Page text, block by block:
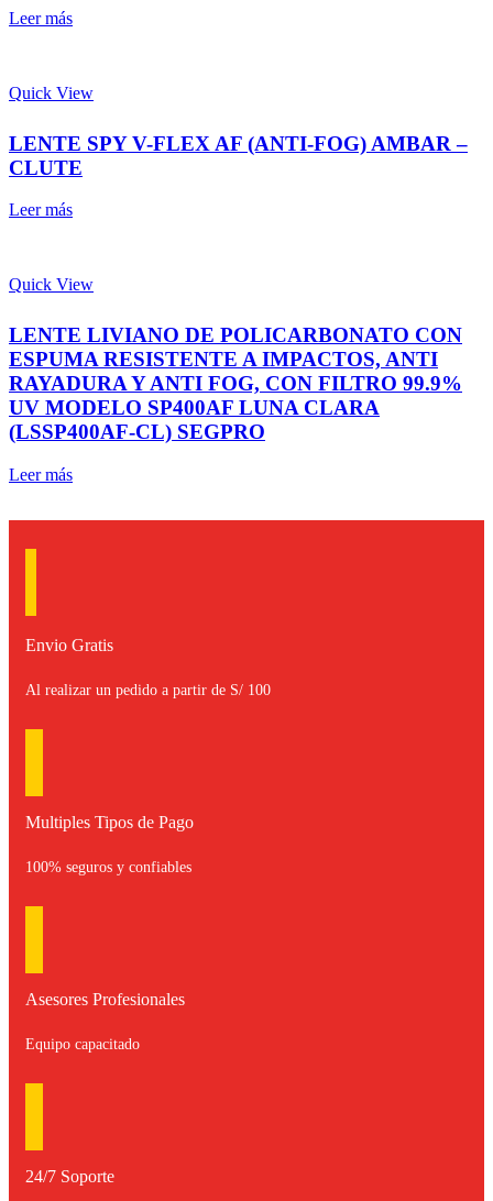
Leer más
Quick View
LENTE SPY V-FLEX AF (ANTI-FOG) AMBAR –
CLUTE
Leer más
Quick View
LENTE LIVIANO DE POLICARBONATO CON
ESPUMA RESISTENTE A IMPACTOS, ANTI
RAYADURA Y ANTI FOG, CON FILTRO 99.9%
UV MODELO SP400AF LUNA CLARA
(LSSP400AF-CL) SEGPRO
Leer más
Envio Gratis
Al realizar un pedido a partir de S/ 100
Multiples Tipos de Pago
100% seguros y confiables
Asesores Profesionales
Equipo capacitado
24/7 Soporte